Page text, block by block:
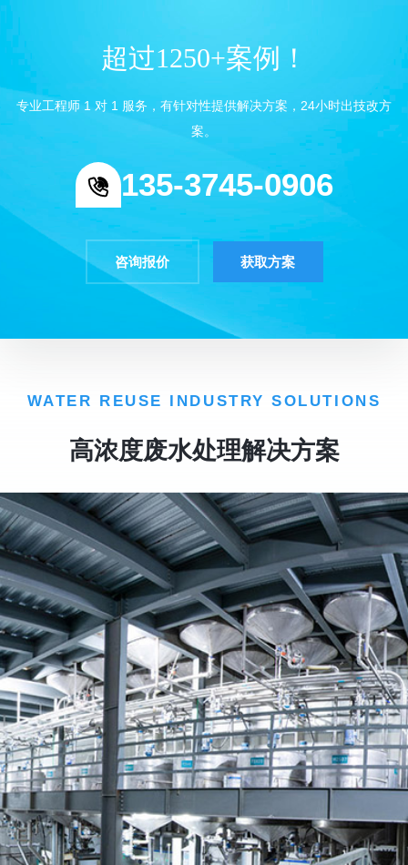
超过1250+案例！
专业工程师 1 对 1 服务，有针对性提供解决方案，24小时出技改方
案。
135-3745-0906
咨询报价 获取方案
WATER REUSE INDUSTRY SOLUTIONS
高浓度废水处理解决方案